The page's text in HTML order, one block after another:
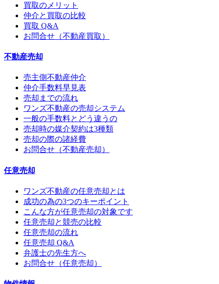
買取のメリット
仲介と買取の比較
買取 Q&A
お問合せ（不動産買取）
不動産売却
売主側不動産仲介
仲介手数料早見表
売却までの流れ
ワンズ不動産の売却システム
一般の手数料とどう違うの
売却時の媒介契約は3種類
売却の際の諸経費
お問合せ（不動産売却）
任意売却
ワンズ不動産の任意売却とは
成功の為の3つのキーポイント
こんな方が任意売却の対象です
任意売却と競売の比較
任意売却の流れ
任意売却 Q&A
弁護士の先生方へ
お問合せ（任意売却）